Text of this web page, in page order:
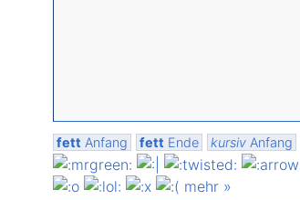
fett Anfang fett Ende kursiv Anfang
mehr »